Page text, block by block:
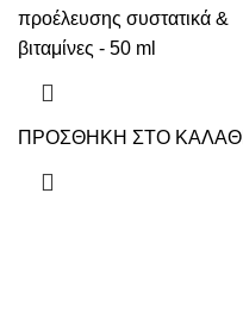
προέλευσης συστατικά &
βιταμίνες - 50 ml
ΠΡΟΣΘΗΚΗ ΣΤΟ ΚΑΛΑΘΙ